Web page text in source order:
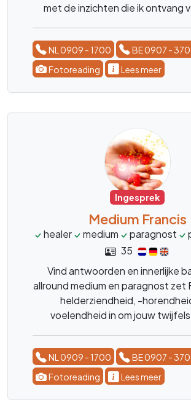
met de inzichten die ik ontvang
brengen in wat vast lijkt te
NL 0909 - 1700
BE 0907 -
Fotoreading
Lees meer
Ingesprek
Medium Francis
healer medium paragnost
35
Vind antwoorden en innerlijke
allround medium en paragnost zet
helderziendheid, -
voelendheid in om jouw
afstand.
NL 0909 - 1700
BE 0907 -
Fotoreading
Lees meer